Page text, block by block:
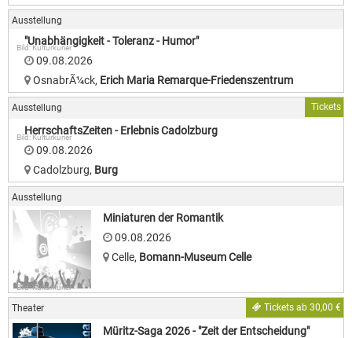
Ausstellung
Bild: Kulturkurier
"Unabhängigkeit - Toleranz - Humor"
09.08.2026
OsnabrÃ¼ck, Erich Maria Remarque-Friedenszentrum
Ausstellung Tickets
Bild: Kulturkurier
HerrschaftsZeiten - Erlebnis Cadolzburg
09.08.2026
Cadolzburg, Burg
Ausstellung
Bild: Kulturkurier
Miniaturen der Romantik
09.08.2026
Celle, Bomann-Museum Celle
Theater Tickets ab 30,00 €
Müritz-Saga 2026 - "Zeit der Entscheidung"